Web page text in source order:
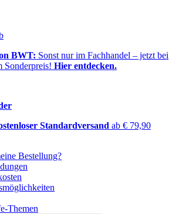
BWT: Sonst nur im Fachhandel – jetzt bei
Sonderpreis! Hier entdecken.
Standardversand ab € 79,90
Bestellung?
Themen